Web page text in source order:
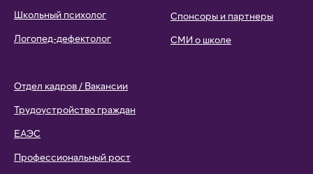
Школьный психолог
Логопед-дефектолог
Отдел кадров / Вакансии
Трудоустройство граждан
ЕАЭС
Профессиональный рост
Спонсоры и партнеры
СМИ о школе